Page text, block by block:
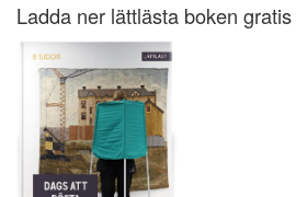
Ladda ner lättlästa boken gratis